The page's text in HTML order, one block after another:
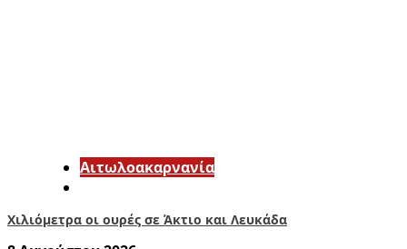
Αιτωλοακαρνανία
Χιλιόμετρα οι ουρές σε Άκτιο και Λευκάδα